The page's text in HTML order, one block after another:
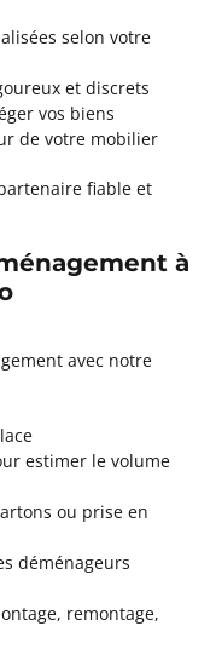
selon votre
et discrets
vos biens
de votre mobilier
fiable et
à
avec notre
estimer le volume
ou prise en
déménageurs
remontage,